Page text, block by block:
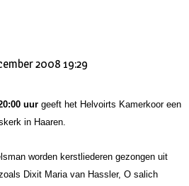
2008 19:29
uur geeft het Helvoirts Kamerkoor een
in Haaren.
worden kerstliederen gezongen uit
Dixit Maria van Hassler, O salich